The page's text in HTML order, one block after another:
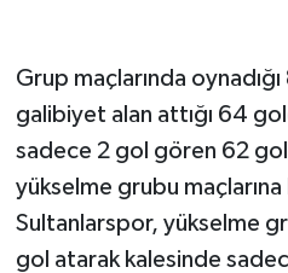
Grup maçlarında
galibiyet alan attığı 64
sadece 2 gol gören 62 gol
yükselme grubu maçlarına
Sultanlarspor, yükselme
gol atarak kalesinde